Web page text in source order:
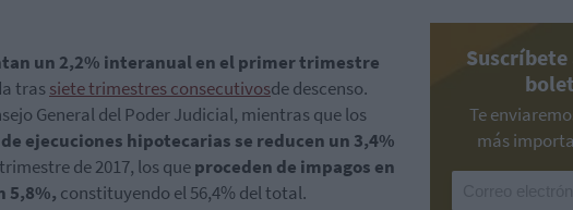
un 2,2% interanual en el primer trimestre
trassiete trimestres consecutivosde descenso.
General del Poder Judicial, mientras que los
ejecuciones hipotecarias se reducen un 3,4%
de 2017, los queproceden de impagos en
5,8%, constituyendo el 56,4% del total.
Te
más